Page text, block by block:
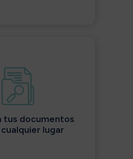
tus documentos
lugar